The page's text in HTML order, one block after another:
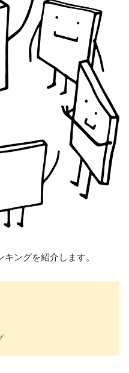
ングを紹介します。